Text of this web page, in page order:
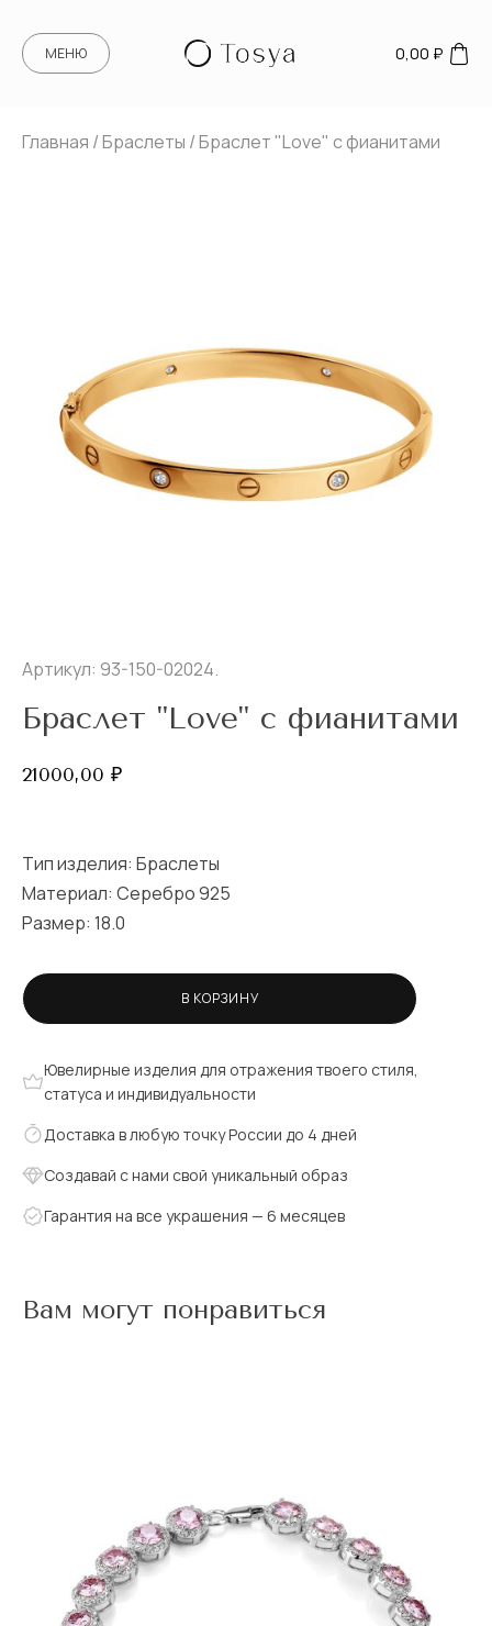
МЕНЮ 0,00 ₽
Главная /Браслеты / Браслет "Love" с фианитами
Артикул: 93-150-02024.
Браслет "Love" с фианитами
21000,00 ₽
Тип изделия: Браслеты
Материал: Серебро 925
Размер: 18.0
В КОРЗИНУ
Ювелирные изделия для отражения твоего стиля,
статуса и индивидуальности
Доставка в любую точку России до 4 дней
Создавай с нами свой уникальный образ
Гарантия на все украшения — 6 месяцев
Вам могут понравиться